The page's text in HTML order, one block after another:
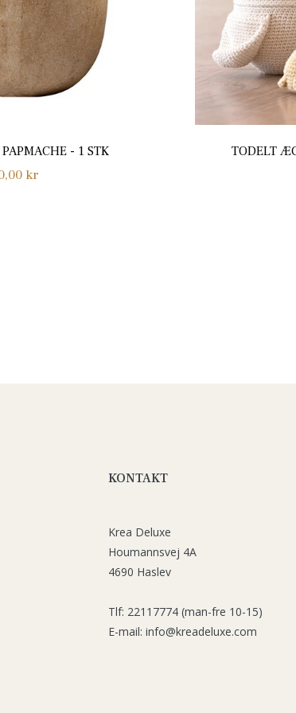
- 1 STK
kr
TODELT
KONTAKT
Krea Deluxe
Houmannsvej 4A
4690 Haslev
Tlf: 22117774 (man-fre 10-15)
E-mail: info@kreadeluxe.com